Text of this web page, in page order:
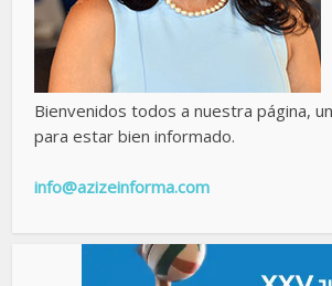
Bienvenidos todos a nuestra página,
para estar bien informado.
info@azizeinforma.com